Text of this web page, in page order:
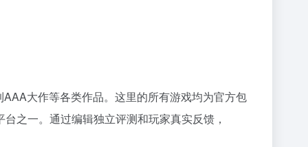
大作等各类作品。这里的所有游戏均为官方包
之一。通过编辑独立评测和玩家真实反馈，